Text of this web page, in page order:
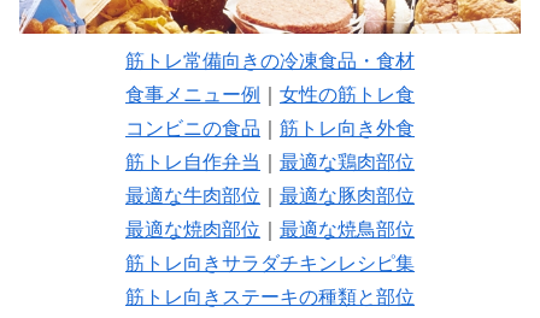
筋トレ常備向きの冷凍食品・食材
食事メニュー例
女性の筋トレ食
コンビニの食品
筋トレ向き外食
筋トレ自作弁当
最適な鶏肉部位
最適な牛肉部位
最適な豚肉部位
最適な焼肉部位
最適な焼鳥部位
筋トレ向きサラダチキンレシピ集
筋トレ向きステーキの種類と部位